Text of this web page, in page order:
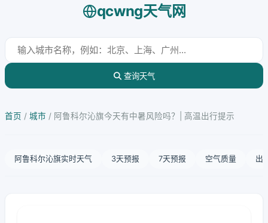
qcwng天气网
查询天气
首页 / 城市 / 阿鲁科尔沁旗今天有中暑风险吗？| 高温出行提示
阿鲁科尔沁旗实时天气 3天预报 7天预报 空气质量 出